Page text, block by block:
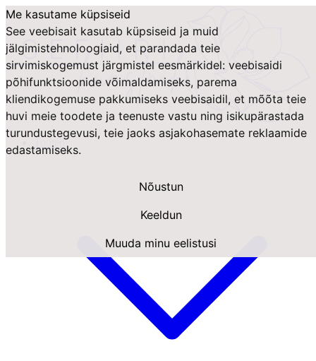
Me kasutame küpsiseid
See veebisait kasutab küpsiseid ja muid
jälgimistehnoloogiaid, et parandada teie
sirvimiskogemust järgmistel eesmärkidel: veebisaidi
põhifunktsioonide võimaldamiseks, parema
kliendikogemuse pakkumiseks veebisaidil, et mõõta teie
huvi meie toodete ja teenuste vastu ning isikupärastada
turundustegevusi, teie jaoks asjakohasemate reklaamide
edastamiseks.
Nõustun
Keeldun
Muuda minu eelistusi
Tooted